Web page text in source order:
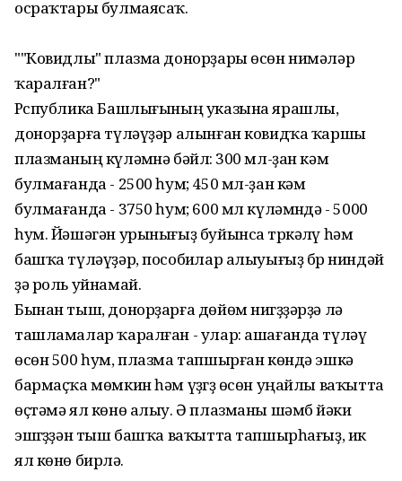
осраҡтары булмаясаҡ.
""Ковидлы" плазма донорҙары өсөн нимәләр
ҡаралған?"
Рҽспублика Башлығының указына ярашлы,
донорҙарға түләүҙәр алынған ковидҡа ҡаршы
плазманың күләмҽнә бәйлҽ: 300 мл-ҙан кәм
булмағанда - 2500 һум; 450 мл-ҙан кәм
булмағанда - 3750 һум; 600 мл күләмҽндә - 5000
һум. Йәшәгән урынығыҙ буйынса тҽркәлҽү һәм
башҡа түләүҙәр, пособиҽлар алыуығыҙ бҽр ниндәй
ҙә роль уйнамай.
Бынан тыш, донорҙарға дөйөм нигҽҙҙәрҙә лә
ташламалар ҡаралған - улар: ашағанда түләү
өсөн 500 һум, плазма тапшырған көндә эшкә
бармаҫҡа мөмкин һәм үҙҽгҽҙ өсөн уңайлы ваҡытта
өҫтәмә ял көнө алыу. Ә плазманы шәмбҽ йәки
эшҽгҽҙҙән тыш башҡа ваҡытта тапшырһағыҙ, икҽ
ял көнө бирҽлә.